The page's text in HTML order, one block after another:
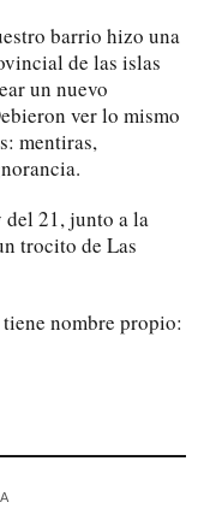
barrio hizo una
de las islas
un nuevo
ver lo mismo
mentiras,
21, junto a la
trocito de Las
nombre propio: